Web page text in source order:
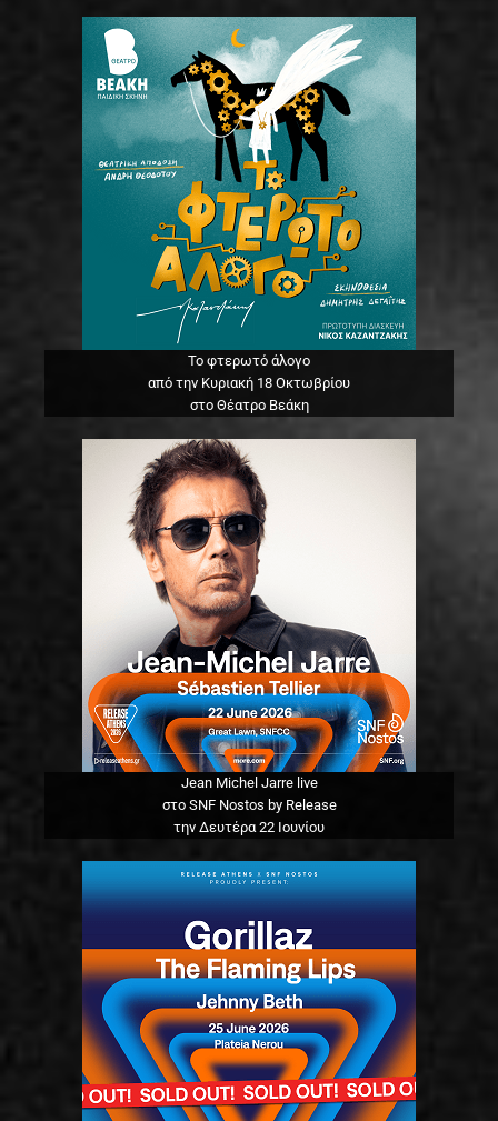
Το φτερωτό άλογο
από την Κυριακή 18 Οκτωβρίου
στο Θέατρο Βεάκη
Jean Michel Jarre live
στο SNF Nostos by Release
την Δευτέρα 22 Ιουνίου